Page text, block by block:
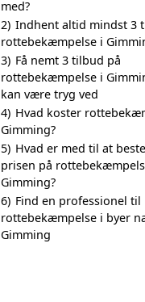
med?
2) Indhent altid mindst 3
rottebekæmpelse i
3) Få nemt 3 tilbud på
rottebekæmpelse i
kan være tryg ved
4) Hvad koster
Gimming?
5) Hvad er med til at
prisen på
Gimming?
6) Find en professionel til
rottebekæmpelse i byer
Gimming